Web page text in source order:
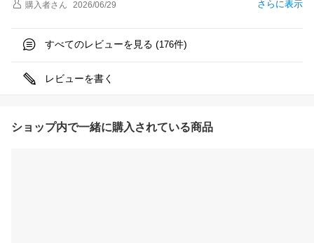
さらに表示
購入者さん 2026/06/29
すべてのレビューを見る (176件)
レビューを書く
ショップ内で一緒に購入されている商品